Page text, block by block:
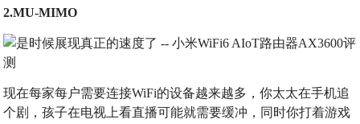
2.MU-MIMO
现在每家每户需要连接WiFi的设备越来越多，你太太在手机追
个剧，孩子在电视上看直播可能就需要缓冲，同时你打着游戏